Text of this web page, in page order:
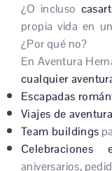
¿O incluso
propia vida en
¿Por qué no?
En Aventura
cualquier
Escapadas
Viajes de aventura
Team buildings
Celebraciones
aniversarios,